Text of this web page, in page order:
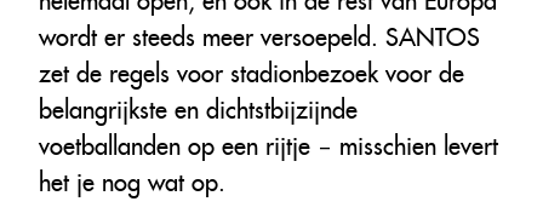
wordt er steeds meer versoepeld. SANTOS
zet de regels voor stadionbezoek voor de
belangrijkste en dichtstbijzijnde
voetballanden op een rijtje – misschien levert
het je nog wat op.